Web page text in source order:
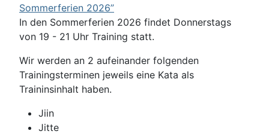
Sommerferien 2026”
In den Sommerferien 2026 findet Donnerstags
von 19 - 21 Uhr Training statt.
Wir werden an 2 aufeinander folgenden
Trainingsterminen jeweils eine Kata als
Traininsinhalt haben.
Jiin
Jitte